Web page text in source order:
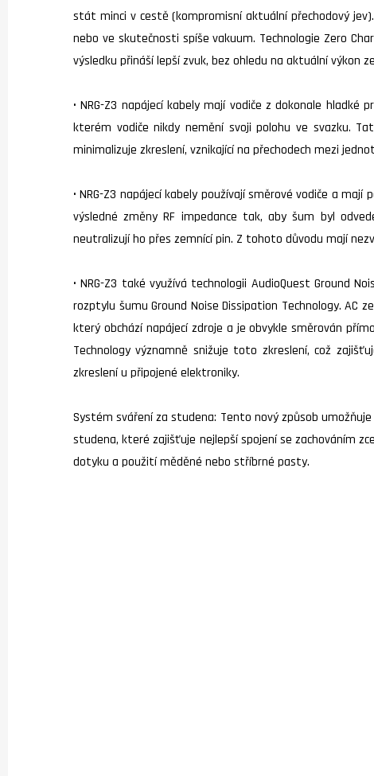
stát minci v cestě (kompromisní aktuální přechodový
nebo ve skutečnosti spíše vakuum. Technologie Zero
výsledku přináší lepší zvuk, bez ohledu na aktuální výkon
• NRG-Z3 napájecí kabely mají vodiče z dokonale
kterém vodiče nikdy nemění svoji polohu ve svazku.
minimalizuje zkreslení, vznikající na přechodech mezi
• NRG-Z3 napájecí kabely používají směrové vodiče a
výsledné změny RF impedance tak, aby šum byl
neutralizují ho přes zemnící pin. Z tohoto důvodu mají
• NRG-Z3 také využívá technologii AudioQuest Ground
rozptylu šumu Ground Noise Dissipation Technology. AC
který obchází napájecí zdroje a je obvykle směrován
Technology významně snižuje toto zkreslení, což
zkreslení u připojené elektroniky.
Systém sváření za studena: Tento nový způsob
studena, které zajišťuje nejlepší spojení se zachováním
dotyku a použití měděné nebo stříbrné pasty.